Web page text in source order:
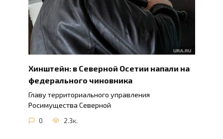
Хинштейн: в Северной Осетии напали на
федерального чиновника
Главу территориального управления
Росимущества Северной
0 2.3к.